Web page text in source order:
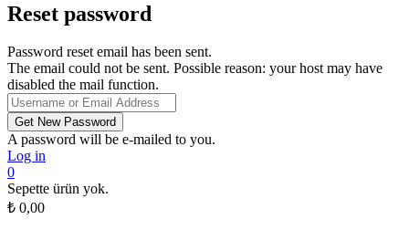
Reset password
Password reset email has been sent.
The email could not be sent. Possible reason: your host may have
disabled the mail function.
A password will be e-mailed to you.
Log in
0
Sepette ürün yok.
₺ 0,00